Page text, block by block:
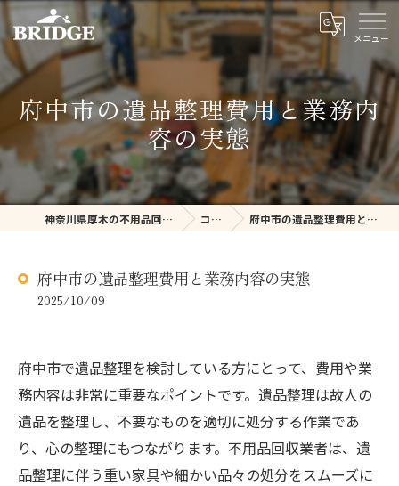
府中市の遺品整理費用と業務内
容の実態
神奈川県厚木の不用品回収ならBRIDGE コラム 府中市の遺品整理費用と業務内容の実態
府中市の遺品整理費用と業務内容の実態
2025/10/09
府中市で遺品整理を検討している方にとって、費用や業
務内容は非常に重要なポイントです。遺品整理は故人の
遺品を整理し、不要なものを適切に処分する作業であ
り、心の整理にもつながります。不用品回収業者は、遺
品整理に伴う重い家具や細かい品々の処分をスムーズに